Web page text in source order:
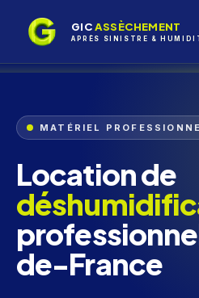
GICASSÈCHEMENT
APRÈS SINISTRE &
MATÉRIEL
Location de
de-France